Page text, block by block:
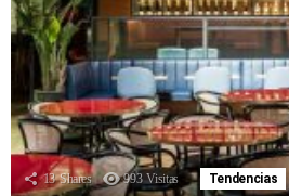
13 Shares 993 Visitas Tendencias